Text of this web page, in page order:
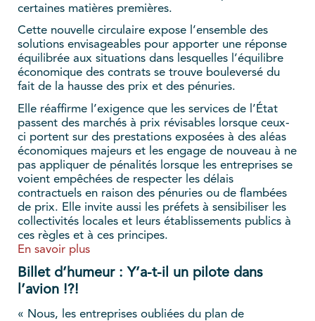
certaines matières premières.
Cette nouvelle circulaire expose l’ensemble des
solutions envisageables pour apporter une réponse
équilibrée aux situations dans lesquelles l’équilibre
économique des contrats se trouve bouleversé du
fait de la hausse des prix et des pénuries.
Elle réaffirme l’exigence que les services de l’État
passent des marchés à prix révisables lorsque ceux-
ci portent sur des prestations exposées à des aléas
économiques majeurs et les engage de nouveau à ne
pas appliquer de pénalités lorsque les entreprises se
voient empêchées de respecter les délais
contractuels en raison des pénuries ou de flambées
de prix. Elle invite aussi les préfets à sensibiliser les
collectivités locales et leurs établissements publics à
ces règles et à ces principes.
En savoir plus
Billet d’humeur : Y’a-t-il un pilote dans
l’avion !?!
« Nous, les entreprises oubliées du plan de